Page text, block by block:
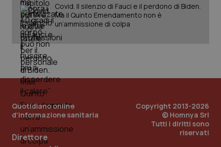
Covid. Il silenzio di Fauci e il perdono di Biden.
Ma il Quinto Emendamento non è
un’ammissione di colpa
Quotidiano online
d'informazione sanitaria
Direttore
Copyright 2013-2026
© Homnya Srl
Tutti i diritti sono
riservati